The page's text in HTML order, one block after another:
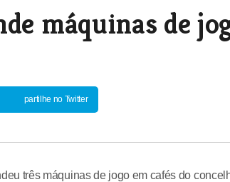
máquinas de
partilhe no Twitter
três máquinas de jogo em cafés do